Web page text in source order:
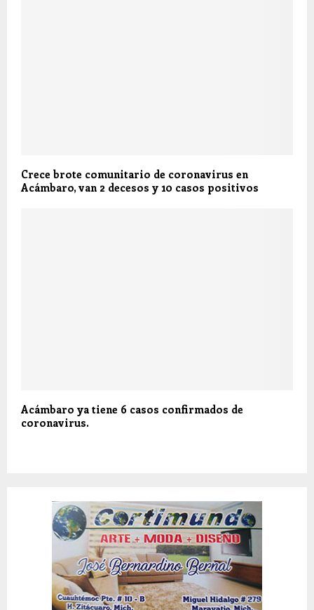
Crece brote comunitario de coronavirus en
Acámbaro, van 2 decesos y 10 casos positivos
Acámbaro ya tiene 6 casos confirmados de
coronavirus.